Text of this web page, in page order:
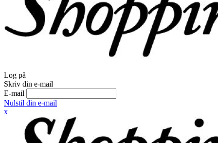
Log på
Skriv din e-mail
E-mail
Nulstil din e-mail
x